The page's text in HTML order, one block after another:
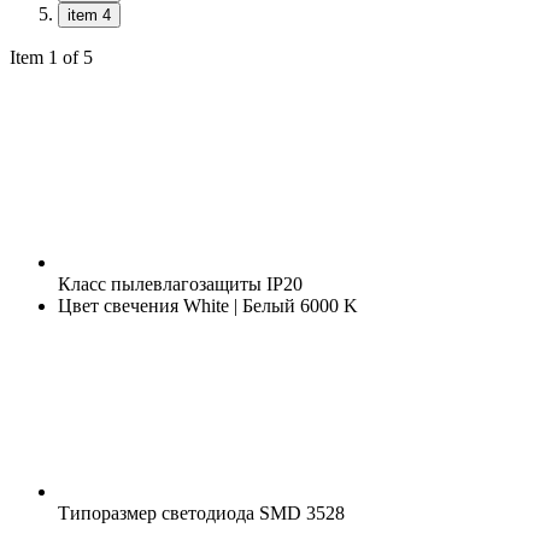
item 4
Item 1 of 5
Класс пылевлагозащиты IP20
Цвет свечения White | Белый 6000 K
Типоразмер светодиода SMD 3528